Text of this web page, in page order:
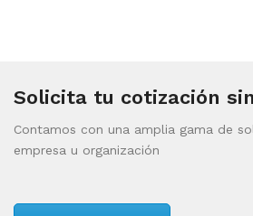
Solicita tu cotización
Contamos con una amplia gama de
empresa u organización